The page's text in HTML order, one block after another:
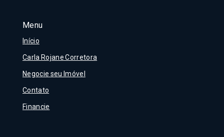
Menu
Início
Carla Rojane Corretora
Negocie seu Imóvel
Contato
Financie